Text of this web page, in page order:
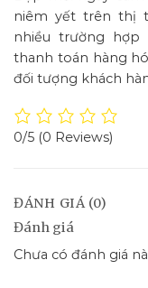
niêm yết trên thị
nhiều trường hợp
thanh toán hàng
đối tượng khách
0/5 (0 Reviews)
ĐÁNH GIÁ (0)
Đánh giá
Chưa có đánh giá